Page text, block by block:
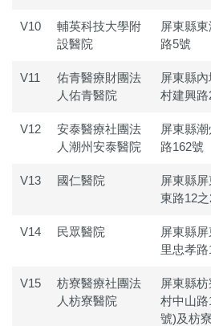
V10
輔英科技大學附
設醫院
屏東縣
路5號
V11
佑青醫療財團法
人佑青醫院
屏東縣
村建興路
V12
安泰醫療社團法
人潮州安泰醫院
屏東縣
路162號
V13 國仁醫院
屏東縣
東路12
V14 民眾醫院
屏東縣
里忠孝
V15
枋寮醫療社團法
人枋寮醫院
屏東縣
村中山路
號)及枋